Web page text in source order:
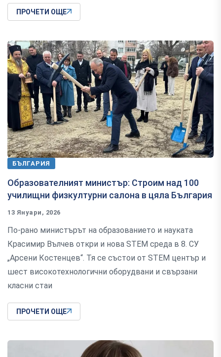
ПРОЧЕТИ ОЩЕ
БЪЛГАРИЯ
Образователният министър: Строим над 100
училищни физкултурни салона в цяла България
13 Януари, 2026
По-рано министърът на образованието и науката
Красимир Вълчев откри и нова STEM среда в 8. СУ
„Арсени Костенцев“. Тя се състои от STEM център и
шест високотехнологични оборудвани и свързани
класни стаи
ПРОЧЕТИ ОЩЕ